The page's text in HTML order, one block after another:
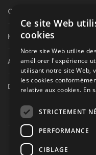
Circuit routier canadien
Karting
Autres séries nationales
Divers
Tous droits réservés ©
Ce site Web
cookies
Notre site Web utilise
améliorer l'expérience
utilisant notre site Web,
les cookies
relative aux cookies. En
STRICTEMENT
PERFORMANCE
CIBLAGE